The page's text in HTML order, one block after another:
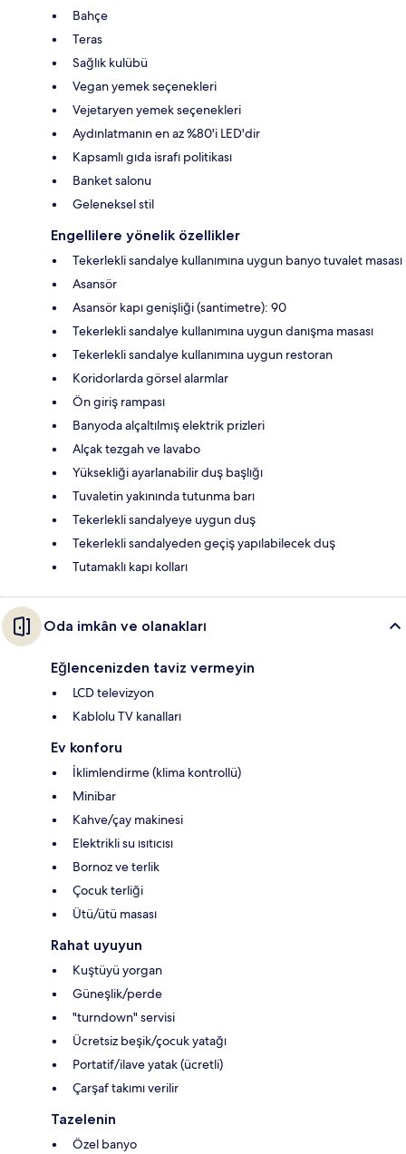
Bahçe
Teras
Sağlık kulübü
Vegan yemek seçenekleri
Vejetaryen yemek seçenekleri
Aydınlatmanın en az %80'i LED'dir
Kapsamlı gıda israfı politikası
Banket salonu
Geleneksel stil
Engellilere yönelik özellikler
Tekerlekli sandalye kullanımına uygun banyo tuvalet masası
Asansör
Asansör kapı genişliği (santimetre): 90
Tekerlekli sandalye kullanımına uygun danışma masası
Tekerlekli sandalye kullanımına uygun restoran
Koridorlarda görsel alarmlar
Ön giriş rampası
Banyoda alçaltılmış elektrik prizleri
Alçak tezgah ve lavabo
Yüksekliği ayarlanabilir duş başlığı
Tuvaletin yakınında tutunma barı
Tekerlekli sandalyeye uygun duş
Tekerlekli sandalyeden geçiş yapılabilecek duş
Tutamaklı kapı kolları
Oda imkân ve olanakları
Eğlencenizden taviz vermeyin
LCD televizyon
Kablolu TV kanalları
Ev konforu
İklimlendirme (klima kontrollü)
Minibar
Kahve/çay makinesi
Elektrikli su ısıtıcısı
Bornoz ve terlik
Çocuk terliği
Ütü/ütü masası
Rahat uyuyun
Kuştüyü yorgan
Güneşlik/perde
"turndown" servisi
Ücretsiz beşik/çocuk yatağı
Portatif/ilave yatak (ücretli)
Çarşaf takımı verilir
Tazelenin
Özel banyo